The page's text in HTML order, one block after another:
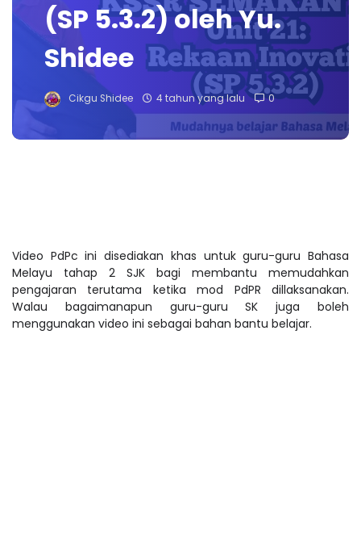
(SP 5.3.2) oleh Yu.
Shidee
Cikgu Shidee 4 tahun yang lalu 0
Video PdPc ini disediakan khas untuk guru-guru Bahasa
Melayu tahap 2 SJK bagi membantu memudahkan
pengajaran terutama ketika mod PdPR dillaksanakan.
Walau bagaimanapun guru-guru SK juga boleh
menggunakan video ini sebagai bahan bantu belajar.